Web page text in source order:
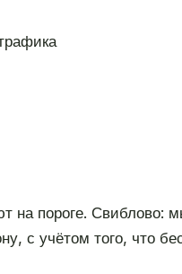
на пороге. Свиблово:
с учётом того, что